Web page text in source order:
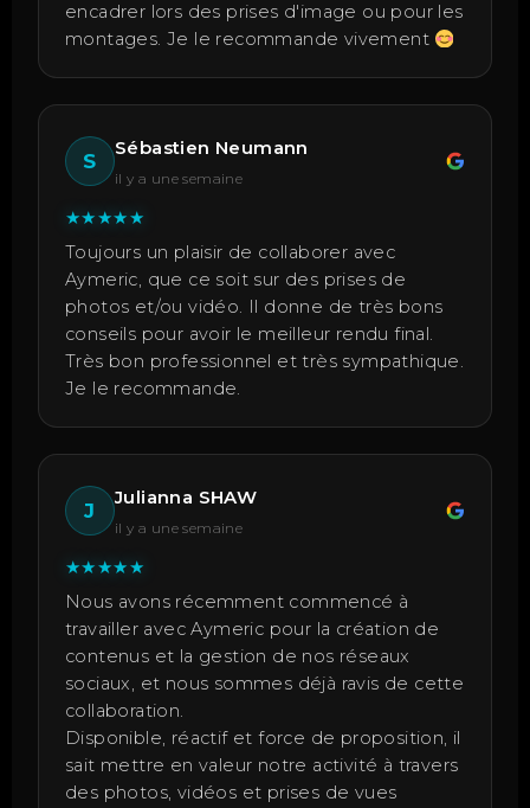
encadrer lors des prises d'image ou pour les
montages. Je le recommande vivement
S
Sébastien Neumann
il y a une semaine
★★★★★
Toujours un plaisir de collaborer avec
Aymeric, que ce soit sur des prises de
photos et/ou vidéo. Il donne de très bons
conseils pour avoir le meilleur rendu final.
Très bon professionnel et très sympathique.
Je le recommande.
J
Julianna SHAW
il y a une semaine
★★★★★
Nous avons récemment commencé à
travailler avec Aymeric pour la création de
contenus et la gestion de nos réseaux
sociaux, et nous sommes déjà ravis de cette
collaboration.
Disponible, réactif et force de proposition, il
sait mettre en valeur notre activité à travers
des photos, vidéos et prises de vues